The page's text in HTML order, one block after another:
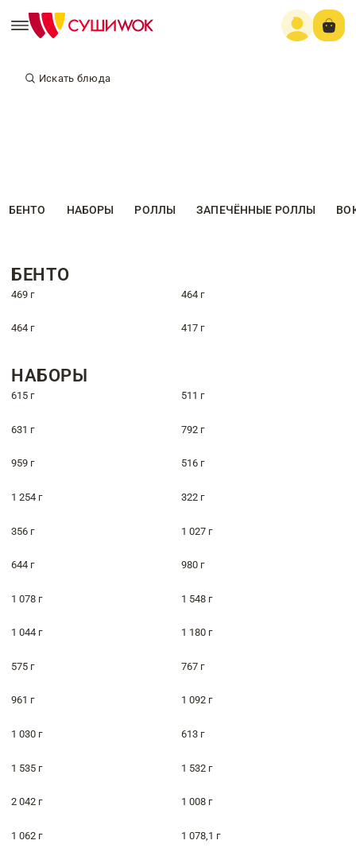
Искать блюда
БЕНТО НАБОРЫ РОЛЛЫ ЗАПЕЧЁННЫЕ РОЛЛЫ
БЕНТО
469 г 464 г
464 г 417 г
НАБОРЫ
615 г 511 г
631 г 792 г
959 г 516 г
1 254 г 322 г
356 г 1 027 г
644 г 980 г
1 078 г 1 548 г
1 044 г 1 180 г
575 г 767 г
961 г 1 092 г
1 030 г 613 г
1 535 г 1 532 г
2 042 г 1 008 г
1 062 г 1 078,1 г